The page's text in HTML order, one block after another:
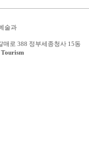
술과
매로 388 정부세종청사 15동